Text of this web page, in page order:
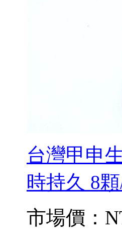
台灣甲申
時持久 8
市場價：